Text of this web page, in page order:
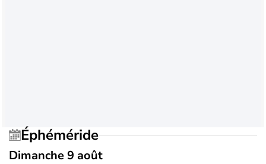
Éphéméride
Dimanche 9 août